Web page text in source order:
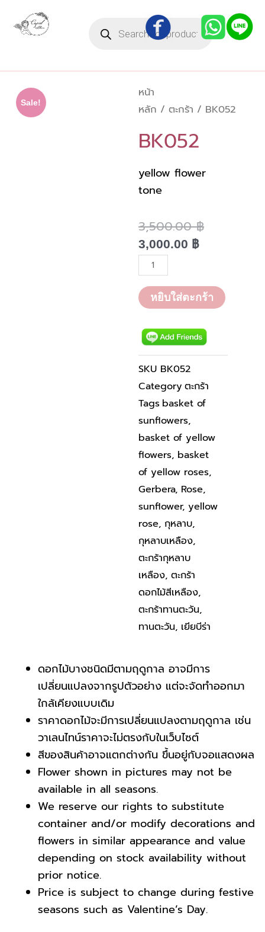
search
Sale!
หน้า
หลัก / ตะกร้า / BK052
BK052
yellow flower
tone
3,500.00฿Original
3,000.00 ฿
Current
price
จำนวน
BK052
ชิ้น
หยิบใส่ตะกร้า
SKU BK052
Category ตะกร้า
Tags basket of
sunflowers,
basket of yellow
flowers, basket
of yellow roses,
Gerbera, Rose,
sunflower, yellow
rose, กุหลาบ,
กุหลาบเหลือง,
ตะกร้ากุหลาบ
เหลือง, ตะกร้า
ดอกไม้สีเหลือง,
ตะกร้าทานตะวัน,
ทานตะวัน, เยียบีร่า
ดอกไม้บางชนิดมีตามฤดูกาล อาจมีการ
เปลี่ยนแปลงจากรูปตัวอย่าง แต่จะจัดทำออกมา
ใกล้เคียงแบบเดิม
ราคาดอกไม้จะมีการเปลี่ยนแปลงตามฤดูกาล เช่น
วาเลนไทน์ราคาจะไม่ตรงกับในเว็บไซต์
สีของสินค้าอาจแตกต่างกัน ขึ้นอยู่กับจอแสดงผล
Flower shown in pictures may not be
available in all seasons.
We reserve our rights to substitute
container and/or modify decorations and
flowers in similar appearance and value
depending on stock availability without
prior notice.
Price is subject to change during festive
seasons such as Valentine’s Day.